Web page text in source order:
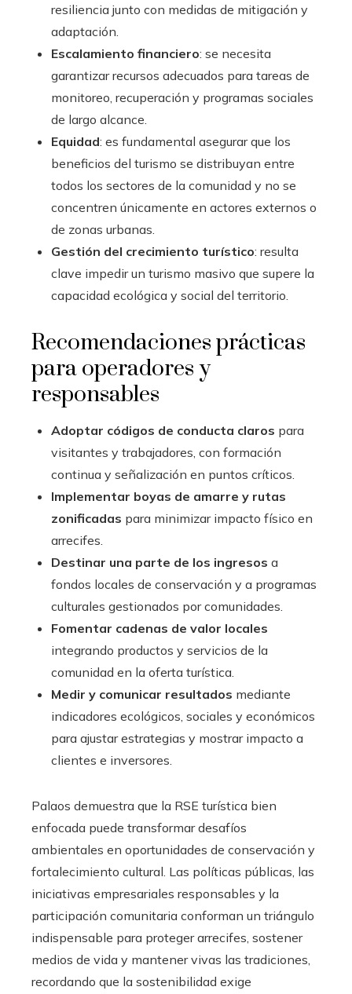
resiliencia junto con medidas de mitigación y
adaptación.
Escalamiento financiero: se necesita
garantizar recursos adecuados para tareas de
monitoreo, recuperación y programas sociales
de largo alcance.
Equidad: es fundamental asegurar que los
beneficios del turismo se distribuyan entre
todos los sectores de la comunidad y no se
concentren únicamente en actores externos o
de zonas urbanas.
Gestión del crecimiento turístico: resulta
clave impedir un turismo masivo que supere la
capacidad ecológica y social del territorio.
Recomendaciones prácticas
para operadores y
responsables
Adoptar códigos de conducta claros para
visitantes y trabajadores, con formación
continua y señalización en puntos críticos.
Implementar boyas de amarre y rutas
zonificadas para minimizar impacto físico en
arrecifes.
Destinar una parte de los ingresos a
fondos locales de conservación y a programas
culturales gestionados por comunidades.
Fomentar cadenas de valor locales
integrando productos y servicios de la
comunidad en la oferta turística.
Medir y comunicar resultados mediante
indicadores ecológicos, sociales y económicos
para ajustar estrategias y mostrar impacto a
clientes e inversores.
Palaos demuestra que la RSE turística bien
enfocada puede transformar desafíos
ambientales en oportunidades de conservación y
fortalecimiento cultural. Las políticas públicas, las
iniciativas empresariales responsables y la
participación comunitaria conforman un triángulo
indispensable para proteger arrecifes, sostener
medios de vida y mantener vivas las tradiciones,
recordando que la sostenibilidad exige